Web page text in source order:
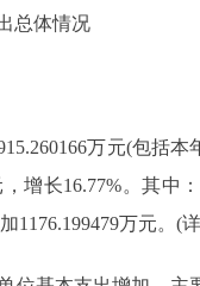
总体情况
万元(包括本
增长16.77%。其中
1176.199479万元。(